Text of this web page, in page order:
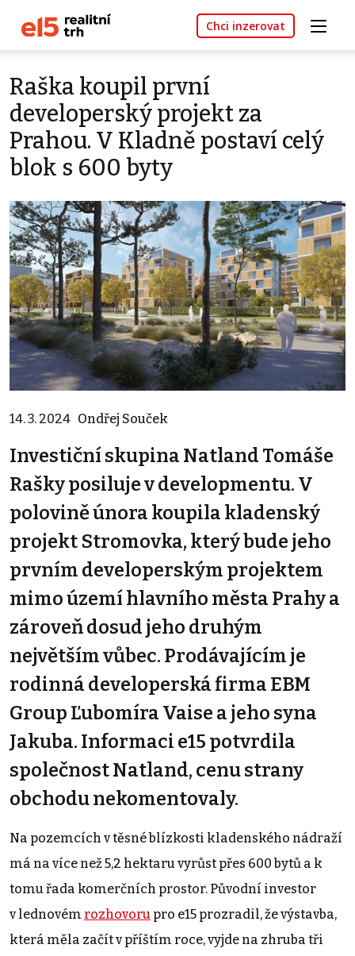
Chci inzerovat
Raška koupil první
developerský projekt za
Prahou. V Kladně postaví celý
blok s 600 byty
14. 3. 2024 Ondřej Souček
Investiční skupina Natland Tomáše
Rašky posiluje v developmentu. V
polovině února koupila kladenský
projekt Stromovka, který bude jeho
prvním developerským projektem
mimo území hlavního města Prahy a
zároveň dosud jeho druhým
největším vůbec. Prodávajícím je
rodinná developerská firma EBM
Group Ľubomíra Vaise a jeho syna
Jakuba. Informaci e15 potvrdila
společnost Natland, cenu strany
obchodu nekomentovaly.
Na pozemcích v těsné blízkosti kladenského nádraží
má na více než 5,2 hektaru vyrůst přes 600 bytů a k
tomu řada komerčních prostor. Původní investor
v lednovém rozhovoru pro e15 prozradil, že výstavba,
která měla začít v příštím roce, vyjde na zhruba tři